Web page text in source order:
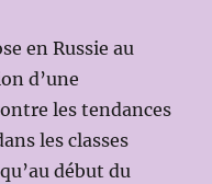
en Russie au
d’une
les tendances
les classes
début du